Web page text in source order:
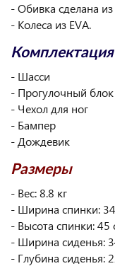
- Обивка сделана из
- Колеса из EVA.
Комплектация
- Шасси
- Прогулочный блок
- Чехол для ног
- Бампер
- Дождевик
Размеры
- Вес: 8.8 кг
- Ширина спинки:
- Высота спинки: 45
- Ширина сиденья:
- Глубина сиденья: